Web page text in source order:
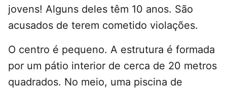
jovens! Alguns deles têm 10 anos. São
acusados de terem cometido violações.
O centro é pequeno. A estrutura é formada
por um pátio interior de cerca de 20 metros
quadrados. No meio, uma piscina de